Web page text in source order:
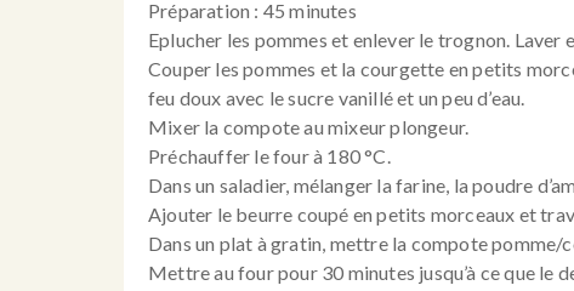
Préparation : 45 minutes
Eplucher les pommes et enlever le trognon.
Couper les pommes et la courgette en petits
feu doux avec le sucre vanillé et un peu d’eau.
Mixer la compote au mixeur plongeur.
Préchauffer le four à 180 °C.
Dans un saladier, mélanger la farine, la poudre
Ajouter le beurre coupé en petits morceaux et
Dans un plat à gratin, mettre la compote
Mettre au four pour 30 minutes jusqu’à ce que le